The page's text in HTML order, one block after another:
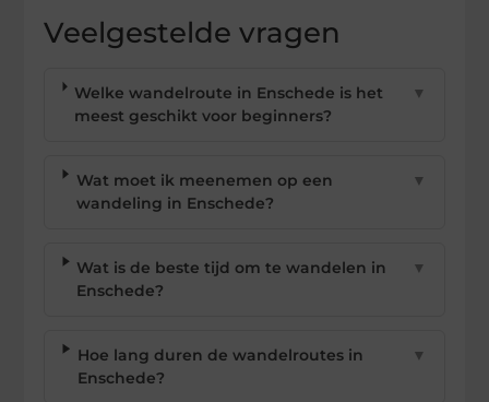
Veelgestelde vragen
Welke wandelroute in Enschede is het
meest geschikt voor beginners?
▼
Wat moet ik meenemen op een
wandeling in Enschede?
▼
Wat is de beste tijd om te wandelen in
Enschede?
▼
Hoe lang duren de wandelroutes in
Enschede?
▼